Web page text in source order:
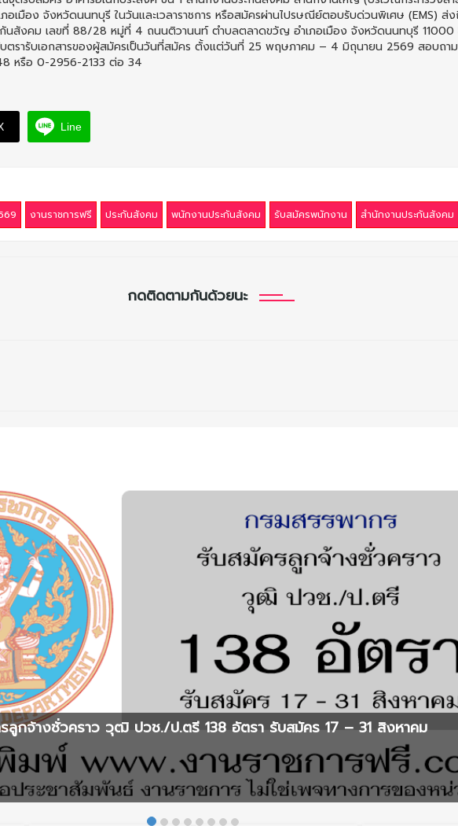
เมือง จังหวัดนนทบุรี ในวันและเวลาราชการ หรือสมัครผ่านไปรษณีย์ตอบรับด่วนพิเศษ (EMS) ส่
นสังคม เลขที่ 88/28 หมู่ที่ 4 ถนนติวานนท์ ตำบลตลาดขวัญ อำเภอเมือง จังหวัดนนทบุรี 11000
ตรารับเอกสารของผู้สมัครเป็นวันที่สมัคร ตั้งแต่วันที่ 25 พฤษภาคม – 4 มิถุนายน 2569 สอบถาม
หรือ 0-2956-2133 ต่อ 34
Line
งานราชการฟรี ประกันสังคม พนักงานประกันสังคม รับสมัครพนักงาน สำนักงานประกันสังคม
กดติดตามกันด้วยนะ
ลูกจ้างชั่วคราว วุฒิ ปวช./ป.ตรี 138 อัตรา รับสมัคร 17 – 31 สิงหาคม